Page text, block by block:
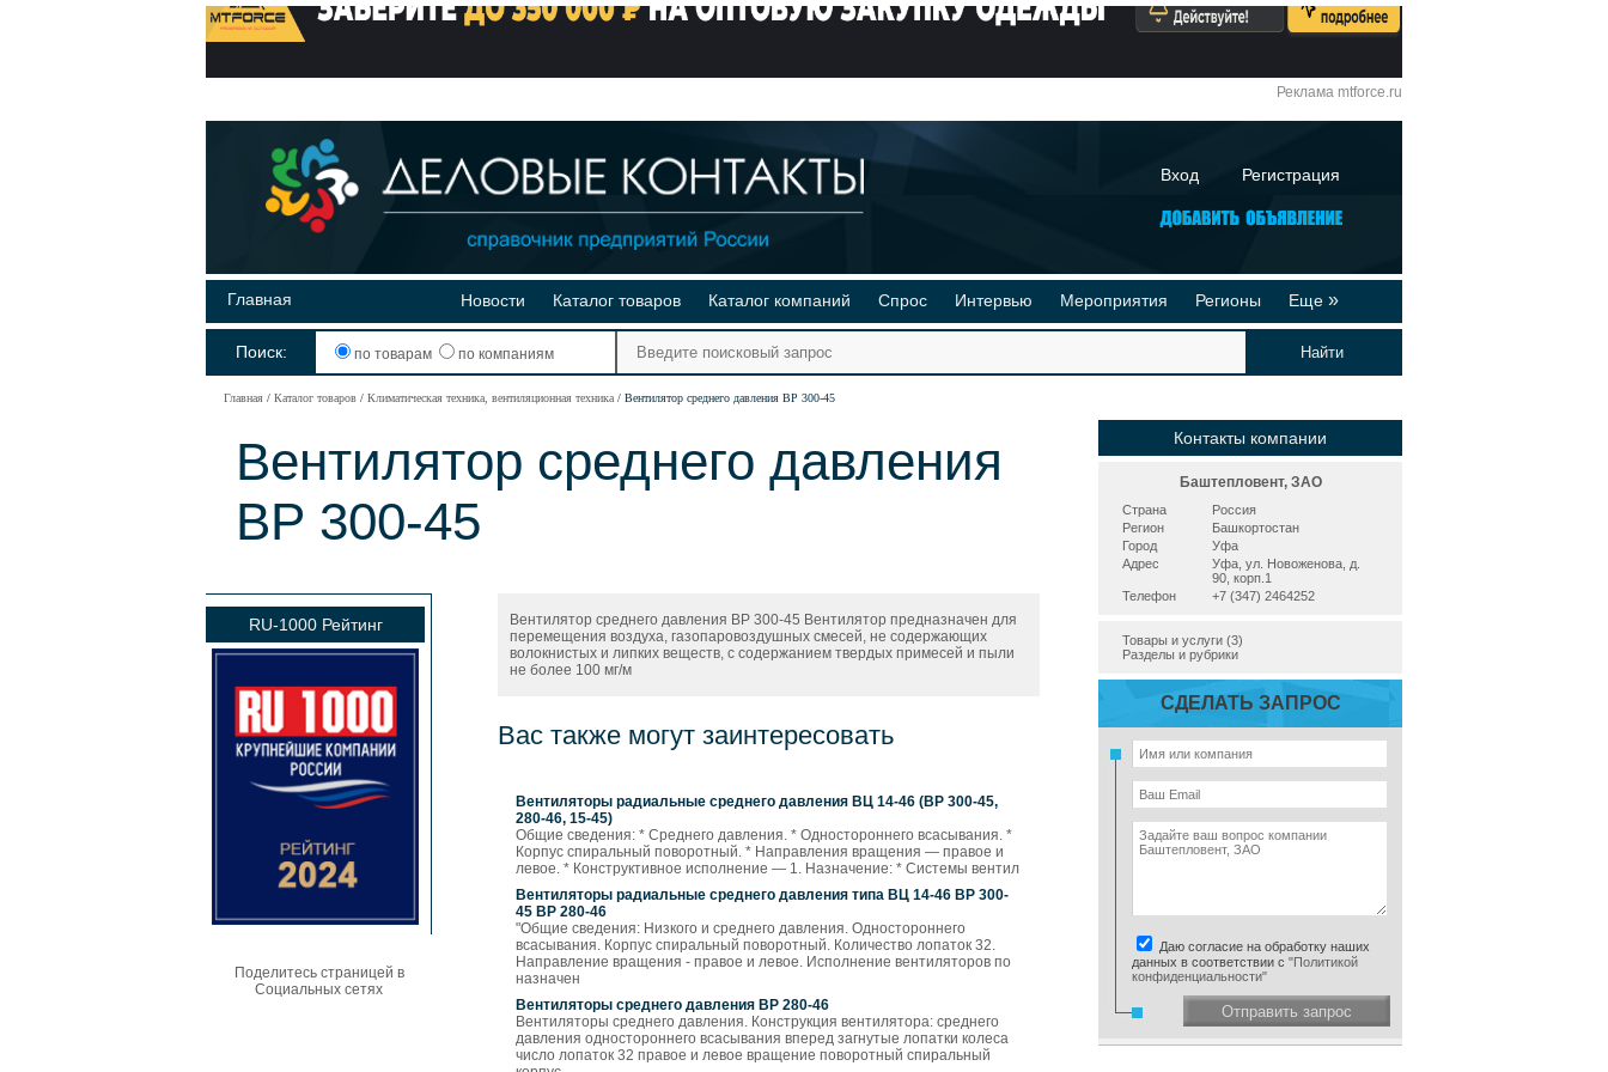
Реклама mtforce.ru
Вход Регистрация
Главная Новости Каталог товаров Каталог компаний Спрос Интервью Мероприятия Регионы Еще »
Реклама на сайте
Поиск: по товарам по компаниям
Главная Каталог товаров Климатическая техника, вентиляционная техника Вентилятор среднего давления ВР 300-45
Вентилятор среднего давления
ВР 300-45
RU-1000 Рейтинг
Поделитесь страницей в
Социальных сетях
Вентилятор среднего давления ВР 300-45 Вентилятор предназначен для
перемещения воздуха, газопаровоздушных смесей, не содержающих
волокнистых и липких веществ, с содержанием твердых примесей и пыли
не более 100 мг/м
Вас также могут заинтересовать
Вентиляторы радиальные среднего давления ВЦ 14-46 (ВР 300-45,
280-46, 15-45)
Общие сведения: * Среднего давления. * Одностороннего всасывания. *
Корпус спиральный поворотный. * Направления вращения — правое и
левое. * Конструктивное исполнение — 1. Назначение: * Системы вентил
Вентиляторы радиальные среднего давления типа ВЦ 14-46 ВР 300-
45 ВР 280-46
"Общие сведения: Низкого и среднего давления. Одностороннего
всасывания. Корпус спиральный поворотный. Количество лопаток 32.
Направление вращения - правое и левое. Исполнение вентиляторов по
назначен
Вентиляторы среднего давления ВР 280-46
Вентиляторы среднего давления. Конструкция вентилятора: среднего
давления одностороннего всасывания вперед загнутые лопатки колеса
число лопаток 32 правое и левое вращение поворотный спиральный
Контакты компании
Баштепловент, ЗАО
Страна
Россия
Регион
Башкортостан
Город
Уфа
Адрес
Уфа, ул. Новоженова, д.
90, корп.1
Телефон
+7 (347) 2464252
Товары и услуги (3)
Разделы и рубрики
СДЕЛАТЬ ЗАПРОС
Даю согласие на обработку наших
данных в соответствии с "Политикой
конфиденциальности"
Отправить запрос